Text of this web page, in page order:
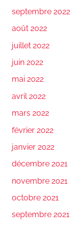
septembre 2022
août 2022
juillet 2022
juin 2022
mai 2022
avril 2022
mars 2022
février 2022
janvier 2022
décembre 2021
novembre 2021
octobre 2021
septembre 2021